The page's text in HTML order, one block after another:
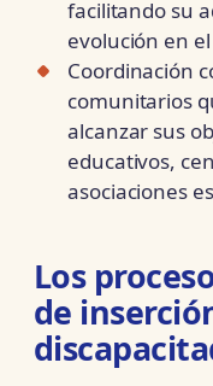
facilitando su
evolución en
Coordinación
comunitarios
alcanzar sus
educativos,
asociaciones
Los
de